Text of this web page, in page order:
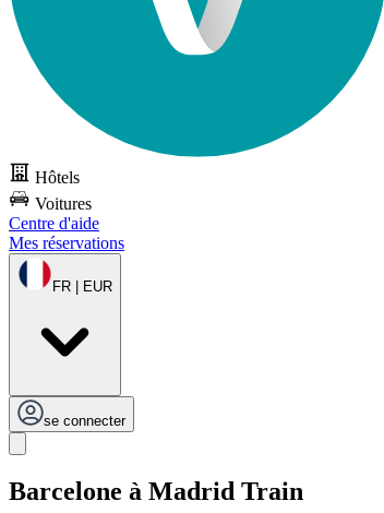
Hôtels
Voitures
Centre d'aide
Mes réservations
FR | EUR
se connecter
Barcelone à Madrid Train